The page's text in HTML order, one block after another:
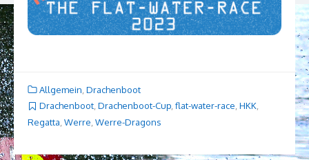
Allgemein Drachenboot
Drachenboot, Drachenboot-Cup, flat-water-race, HKK,
Regatta Werre Werre-Dragons